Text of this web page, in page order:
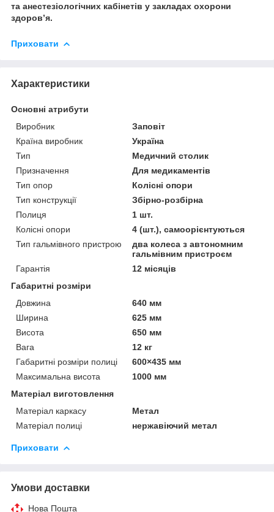
та анестезіологічних кабінетів у закладах охорони
здоров’я.
Приховати
Характеристики
Основні атрибути
Виробник
Заповіт
Країна виробник
Україна
Тип
Медичний столик
Призначення
Для медикаментів
Тип опор
Колісні опори
Тип конструкції
Збірно-розбірна
Полиця
1 шт.
Колісні опори
4 (шт.), самоорієнтуються
Тип гальмівного пристрою
два колеса з автономним
гальмівним пристроєм
Гарантія
12 місяців
Габаритні розміри
Довжина
640 мм
Ширина
625 мм
Висота
650 мм
Вага
12 кг
Габаритні розміри полиці
600×435 мм
Максимальна висота
1000 мм
Матеріал виготовлення
Матеріал каркасу
Метал
Матеріал полиці
нержавіючий метал
Приховати
Умови доставки
Нова Пошта